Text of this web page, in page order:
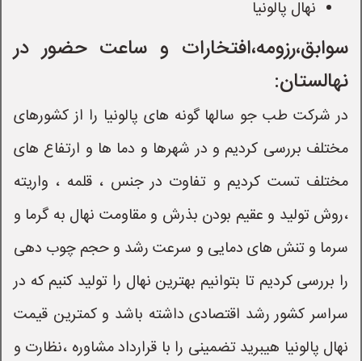
نهال پالونیا
سوابق،رزومه،افتخارات و ساعت حضور در
نهالستان:
در شرکت طب جو سالها گونه های پالونیا را از کشورهای
مختلف بررسی کردیم و در شهرها و دما ها و ارتفاع های
مختلف تست کردیم و تفاوت در جنس ، قلمه ، واریته
،روش تولید و عقیم بودن بذرش و مقاومت نهال به گرما و
سرما و تنش های دمایی و سرعت رشد و حجم چوب دهی
را بررسی کردیم تا بتوانیم بهترین نهال را تولید کنیم که در
سراسر کشور رشد اقتصادی داشته باشد و کمترین قیمت
نهال پالونیا هیبرید تضمینی را با قرارداد مشاوره ،نظارت و